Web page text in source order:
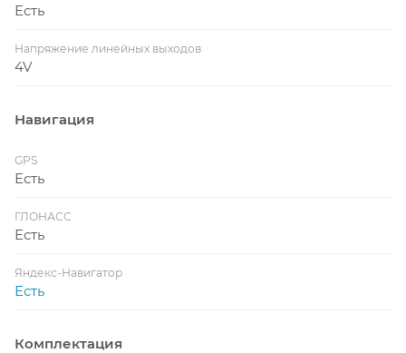
Есть
Напряжение линейных выходов
4V
Навигация
GPS
Есть
ГЛОНАСС
Есть
Яндекс-Навигатор
Есть
Комплектация